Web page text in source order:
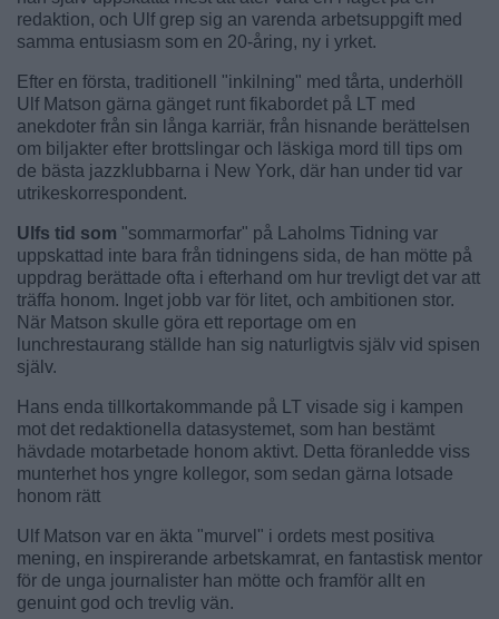
redaktion, och Ulf grep sig an varenda arbetsuppgift med
samma entusiasm som en 20-åring, ny i yrket.
Efter en första, traditionell "inkilning" med tårta, underhöll
Ulf Matson gärna gänget runt fikabordet på LT med
anekdoter från sin långa karriär, från hisnande berättelsen
om biljakter efter brottslingar och läskiga mord till tips om
de bästa jazzklubbarna i New York, där han under tid var
utrikeskorrespondent.
Ulfs tid som "sommarmorfar" på Laholms Tidning var
uppskattad inte bara från tidningens sida, de han mötte på
uppdrag berättade ofta i efterhand om hur trevligt det var att
träffa honom. Inget jobb var för litet, och ambitionen stor.
När Matson skulle göra ett reportage om en
lunchrestaurang ställde han sig naturligtvis själv vid spisen
själv.
Hans enda tillkortakommande på LT visade sig i kampen
mot det redaktionella datasystemet, som han bestämt
hävdade motarbetade honom aktivt. Detta föranledde viss
munterhet hos yngre kollegor, som sedan gärna lotsade
honom rätt
Ulf Matson var en äkta "murvel" i ordets mest positiva
mening, en inspirerande arbetskamrat, en fantastisk mentor
för de unga journalister han mötte och framför allt en
genuint god och trevlig vän.